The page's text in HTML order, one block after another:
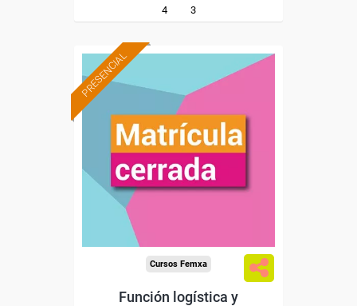
4 3
PRESENCIAL
Cursos Femxa
Función logística y